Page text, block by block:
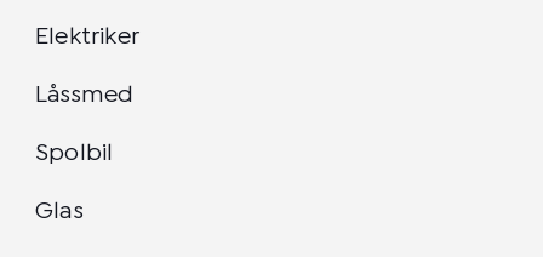
Elektriker
Låssmed
Spolbil
Glas